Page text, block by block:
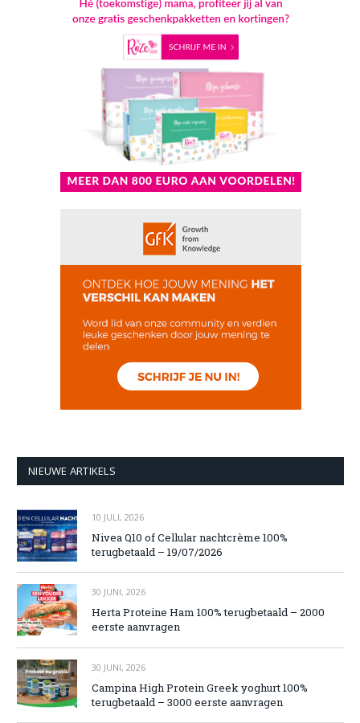
NIEUWE ARTIKELS
10 JULI, 2026
Nivea Q10 of Cellular nachtcrème 100%
terugbetaald – 19/07/2026
30 JUNI, 2026
Herta Proteine Ham 100% terugbetaald – 2000
eerste aanvragen
30 JUNI, 2026
Campina High Protein Greek yoghurt 100%
terugbetaald – 3000 eerste aanvragen